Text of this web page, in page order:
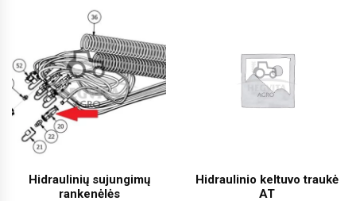
Hidraulinių sujungimų
rankenėlės
Hidraulinio keltuvo traukė
AT